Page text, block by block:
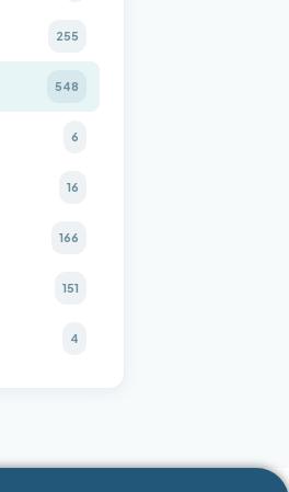
255
548
6
16
166
151
4